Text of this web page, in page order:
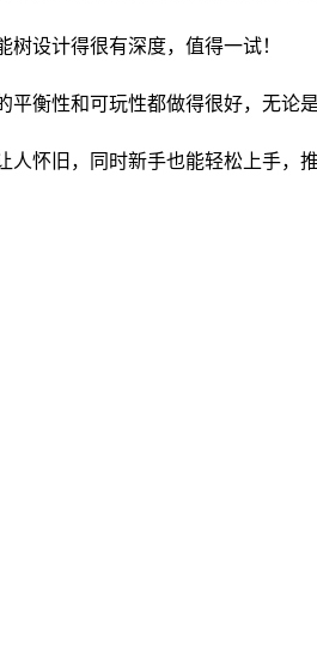
设计得很有深度，值得一试！
衡性和可玩性都做得很好，无论
怀旧，同时新手也能轻松上手，